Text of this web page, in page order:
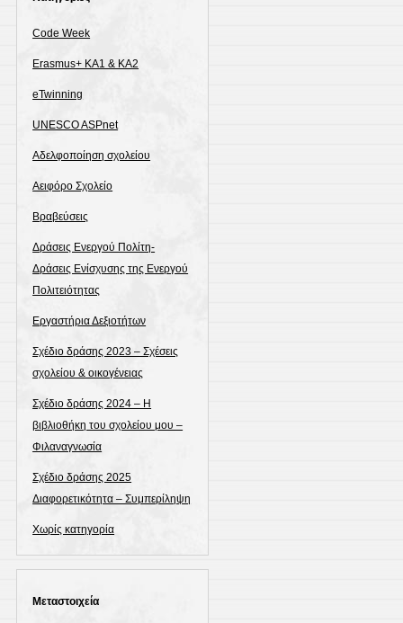
Code Week
Erasmus+ KA1 & ΚΑ2
eTwinning
UNESCO ASPnet
Αδελφοποίηση σχολείου
Αειφόρο Σχολείο
Βραβεύσεις
Δράσεις Ενεργού Πολίτη-
Δράσεις Ενίσχυσης της Ενεργού
Πολιτειότητας
Εργαστήρια Δεξιοτήτων
Σχέδιο δράσης 2023 – Σχέσεις
σχολείου & οικογένειας
Σχέδιο δράσης 2024 – Η
βιβλιοθήκη του σχολείου μου –
Φιλαναγνωσία
Σχέδιο δράσης 2025
Διαφορετικότητα – Συμπερίληψη
Χωρίς κατηγορία
Μεταστοιχεία